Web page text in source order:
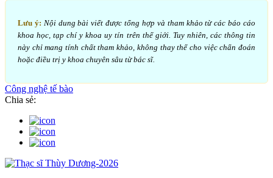
Lưu ý: Nội dung bài viết được tổng hợp và tham khảo từ các báo cáo
khoa học, tạp chí y khoa uy tín trên thế giới. Tuy nhiên, các thông tin
này chỉ mang tính chất tham khảo, không thay thế cho việc chẩn đoán
hoặc điều trị y khoa chuyên sâu từ bác sĩ.
Công nghệ tế bào
Chia sẻ: